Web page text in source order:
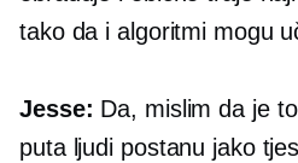
tako da i algoritmi mogu
Jesse: Da, mislim da je
puta ljudi postanu jako